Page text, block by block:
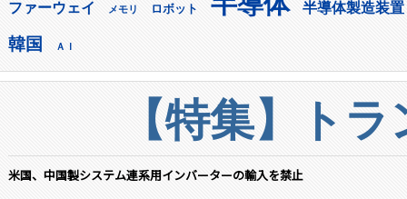
ファーウェイ メモリ ロボット 半導体製造装置
韓国 ＡＩ
【特集】ト
米国、中国製システム連系用インバーターの輸入を禁止